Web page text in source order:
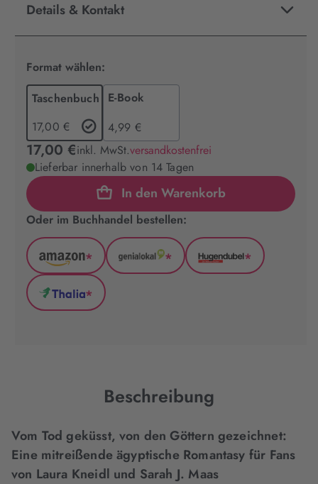
Details & Kontakt
Format wählen:
Taschenbuch
17,00 €
E-Book
4,99 €
17,00 €inkl. MwSt.versandkostenfrei
Lieferbar innerhalb von 14 Tagen
In den Warenkorb
Oder im Buchhandel bestellen:
Amazon
(wird
in
neuem
*
GenialLokal
*
Hugendubel
*
Thalia
*
Beschreibung
Vom Tod geküsst, von den Göttern gezeichnet:
Eine mitreißende ägyptische Romantasy für Fans
von Laura Kneidl und Sarah J. Maas